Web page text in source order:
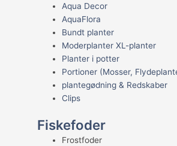
Aqua Decor
AquaFlora
Bundt planter
Moderplanter XL-planter
Planter i potter
Portioner (Mosser,
plantegødning & Redskaber
Clips
Fiskefoder
Frostfoder